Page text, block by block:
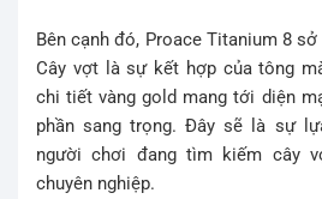
Bên cạnh đó, Proace Titanium 8
Cây vợt là sự kết hợp của tông
chi tiết vàng gold mang tới diện
phần sang trọng. Đây sẽ là sự
người chơi đang tìm kiếm cây
chuyên nghiệp.